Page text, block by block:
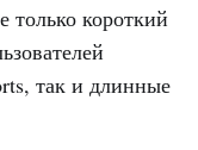
только короткий
так и длинные